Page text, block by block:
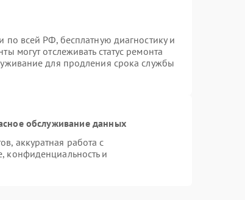
по всей РФ, бесплатную диагностику и
могут отслеживать статус ремонта
для продления срока службы
обслуживание данных
аккуратная работа с
конфиденциальность и